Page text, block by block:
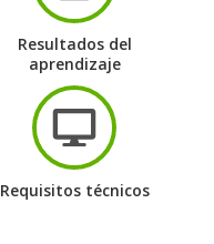
Resultados del
aprendizaje
Requisitos técnicos